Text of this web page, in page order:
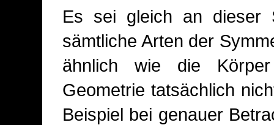
Es sei gleich an dieser
sämtliche Arten der
ähnlich wie die
Geometrie tatsächlich
Beispiel bei genauer